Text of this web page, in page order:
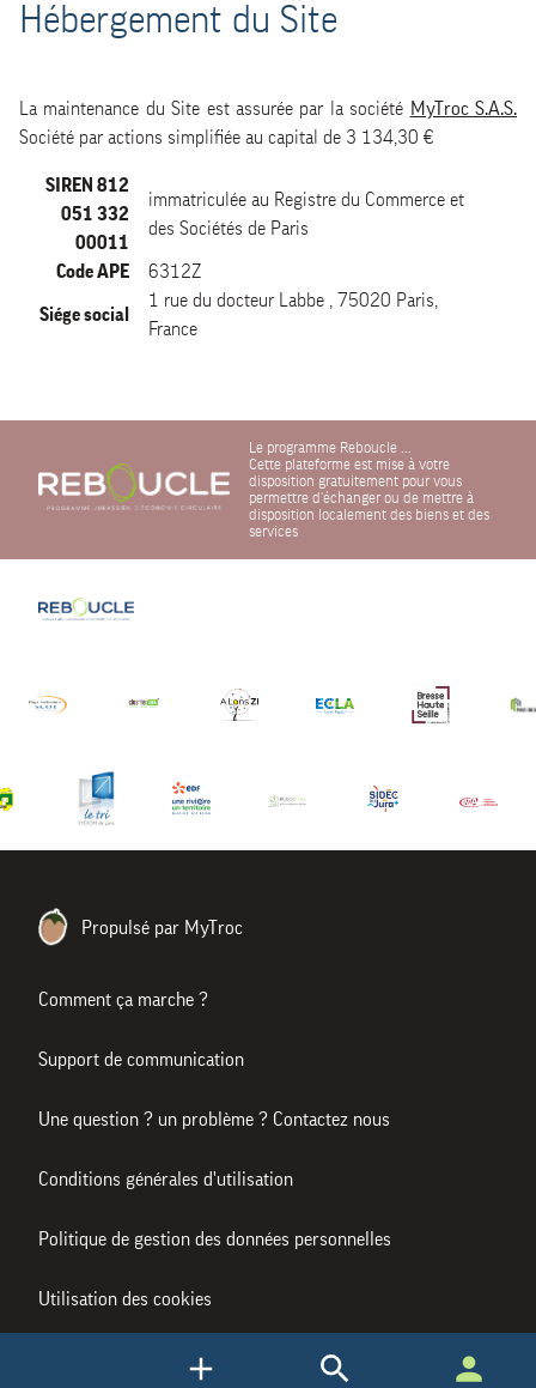
Hébergement du Site
La maintenance du Site est assurée par la société MyTroc S.A.S.
Société par actions simplifiée au capital de 3 134,30 €
SIREN 812
051 332
00011
immatriculée au Registre du Commerce et
des Sociétés de Paris
Code APE 6312Z
Siége social
1 rue du docteur Labbe , 75020 Paris,
France
Le programme Reboucle ...
Cette plateforme est mise à votre
disposition gratuitement pour vous
permettre d'échanger ou de mettre à
disposition localement des biens et des
services
Propulsé par MyTroc
Comment ça marche ?
Support de communication
Une question ? un problème ? Contactez nous
Conditions générales d'utilisation
Politique de gestion des données personnelles
Utilisation des cookies